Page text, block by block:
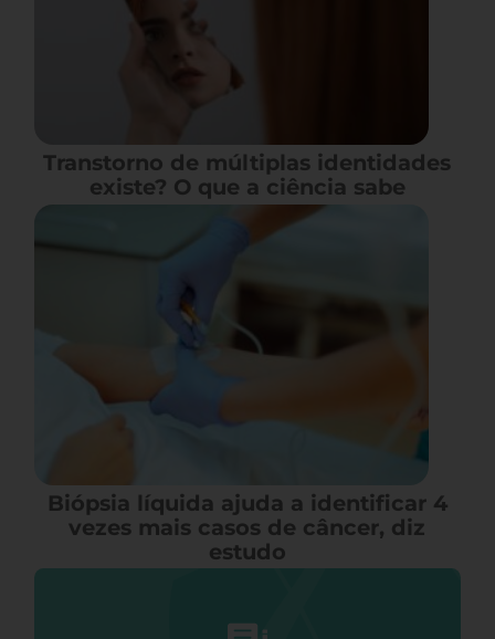
Transtorno de múltiplas identidades
existe? O que a ciência sabe
Biópsia líquida ajuda a identificar 4
vezes mais casos de câncer, diz
estudo